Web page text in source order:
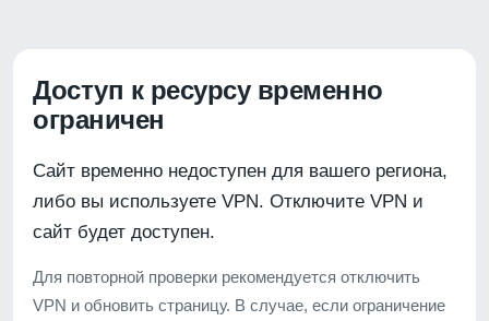
Доступ к ресурсу временно
ограничен
Сайт временно недоступен для вашего региона,
либо вы используете VPN. Отключите VPN и
сайт будет доступен.
Для повторной проверки рекомендуется отключить
VPN и обновить страницу. В случае, если ограничение